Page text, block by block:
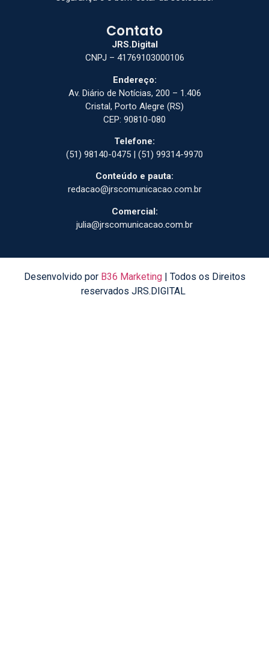
Contato
JRS.Digital
CNPJ – 41769103000106
Endereço:
Av. Diário de Notícias, 200 – 1.406
Cristal, Porto Alegre (RS)
CEP: 90810-080
Telefone:
(51) 98140-0475 | (51) 99314-9970
Conteúdo e pauta:
redacao@jrscomunicacao.com.br
Comercial:
julia@jrscomunicacao.com.br
Desenvolvido por B36 Marketing| Todos os Direitos
reservados JRS.DIGITAL